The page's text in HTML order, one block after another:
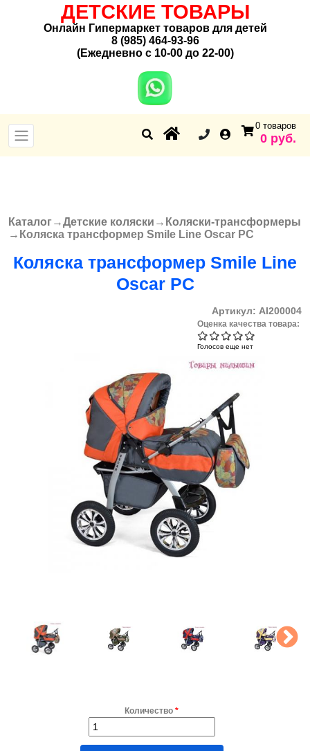
ДЕТСКИЕ ТОВАРЫ
Онлайн Гипермаркет товаров для детей
8 (985) 464-93-96
(Ежедневно с 10-00 до 22-00)
0 товаров
0 руб.
Вы здесь
Каталог→Детские коляски → Коляски-трансформеры
→ Коляска трансформер Smile Line Oscar PC
Коляска трансформер Smile Line
Oscar PC
Артикул: AI200004
Оценка качества товара:
Голосов еще нет
Количество *